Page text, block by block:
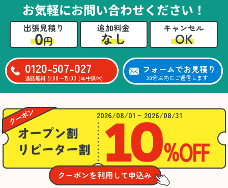
お気軽にお問い合わせください！
出張見積り
0円
追加料金
なし
キャンセル
OK
0120-507-027
通話無料 9:00〜19:00 (年中無休)
フォームでお見積り
30分以内にご返信します
2026/08/01 ~ 2026/08/31